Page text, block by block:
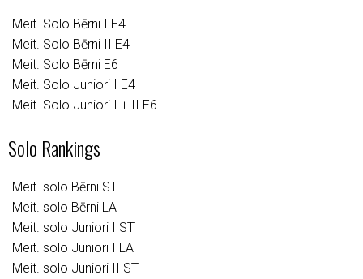
Meit. Solo Bērni I E4
Meit. Solo Bērni II E4
Meit. Solo Bērni E6
Meit. Solo Juniori I E4
Meit. Solo Juniori I + II E6
Solo Rankings
Meit. solo Bērni ST
Meit. solo Bērni LA
Meit. solo Juniori I ST
Meit. solo Juniori I LA
Meit. solo Juniori II ST